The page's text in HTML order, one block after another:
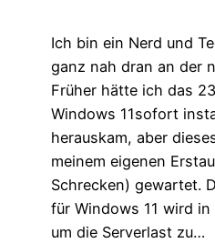
Ich bin ein Nerd und
ganz nah dran an der
Früher hätte ich das
Windows 11sofort
herauskam, aber
meinem eigenen
Schrecken) gewartet.
für Windows 11 wird in
um die Serverlast zu…